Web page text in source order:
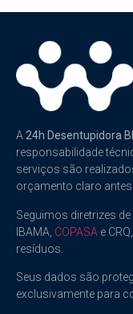
A24h Desentupidora
responsabilidade
serviços são
orçamento claro
Seguimos diretrizes
IBAMA, COPASA e
resíduos.
Seus dados são
exclusivamente para